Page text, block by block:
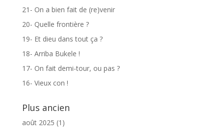
21- On a bien fait de (re)venir
20- Quelle frontière ?
19- Et dieu dans tout ça ?
18- Arriba Bukele !
17- On fait demi-tour, ou pas ?
16- Vieux con !
Plus ancien
août 2025 (1)